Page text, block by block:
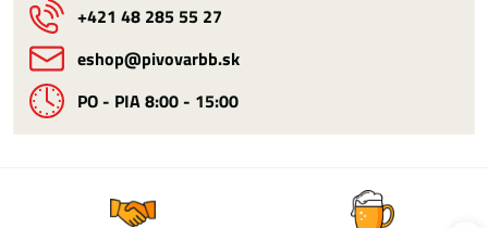
+421 48 285 55 27
eshop​@pivovarbb​.sk
PO - PIA 8:00 - 15:00